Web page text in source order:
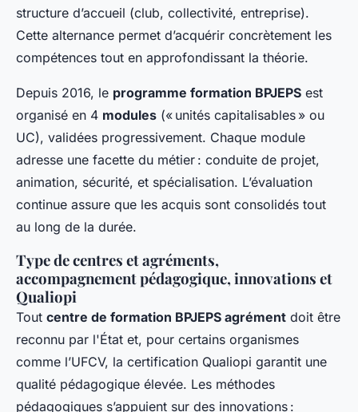
structure d’accueil (club, collectivité, entreprise).
Cette alternance permet d’acquérir concrètement les
compétences tout en approfondissant la théorie.
Depuis 2016, le programme formation BPJEPS est
organisé en 4 modules (« unités capitalisables » ou
UC), validées progressivement. Chaque module
adresse une facette du métier : conduite de projet,
animation, sécurité, et spécialisation. L’évaluation
continue assure que les acquis sont consolidés tout
au long de la durée.
Type de centres et agréments,
accompagnement pédagogique, innovations et
Qualiopi
Tout centre de formation BPJEPS agrément doit être
reconnu par l'État et, pour certains organismes
comme l’UFCV, la certification Qualiopi garantit une
qualité pédagogique élevée. Les méthodes
pédagogiques s’appuient sur des innovations :